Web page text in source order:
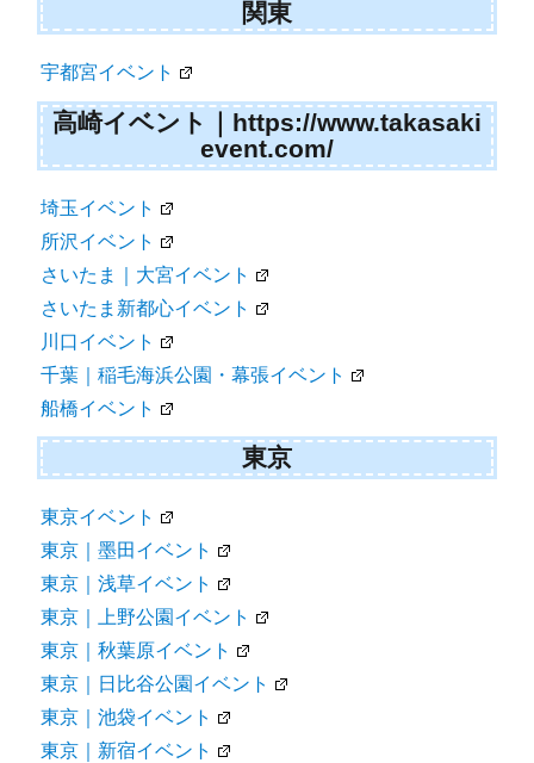
関東
宇都宮イベント
高崎イベント｜https://www.takasaki
event.com/
埼玉イベント
所沢イベント
さいたま｜大宮イベント
さいたま新都心イベント
川口イベント
千葉｜稲毛海浜公園・幕張イベント
船橋イベント
東京
東京イベント
東京｜墨田イベント
東京｜浅草イベント
東京｜上野公園イベント
東京｜秋葉原イベント
東京｜日比谷公園イベント
東京｜池袋イベント
東京｜新宿イベント